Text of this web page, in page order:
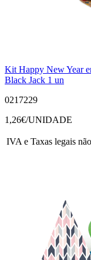
Kit Happy New Year
Black Jack 1 un
0217229
1,26€/UNIDADE
IVA e Taxas legais